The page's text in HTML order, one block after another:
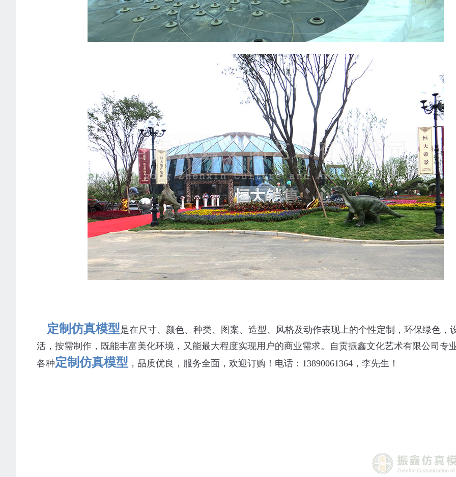
定制仿真模型是在尺寸、颜色、种类、图案、造型、风格及动作表现上的个性定制，环保绿色，
活，按需制作，既能丰富美化环境，又能最大程度实现用户的商业需求。自贡振鑫文化艺术有限公司专
各种定制仿真模型 ，品质优良，服务全面，欢迎订购！电话：13890061364，李先生！